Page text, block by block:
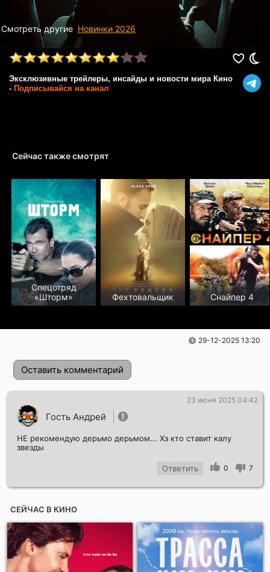
Смотреть другие Новинки 2026
Эксклюзивные трейлеры, инсайды и новости мира Кино
- Подписывайся на канал
Сейчас также смотрят
Спецотряд
«Шторм»
Фехтовальщик Снайпер 4
29-12-2025 13:20
Оставить комментарий
Гость Андрей
23 июня 2025 04:42
НЕ рекомендую дерьмо дерьмом... Хз кто ставит калу
звезды
Ответить 0 7
СЕЙЧАС В КИНО